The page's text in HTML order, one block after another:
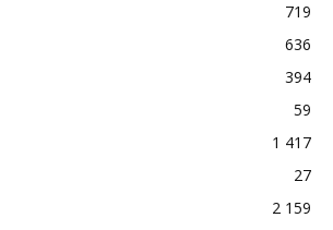
719
636
394
59
1 417
27
2 159